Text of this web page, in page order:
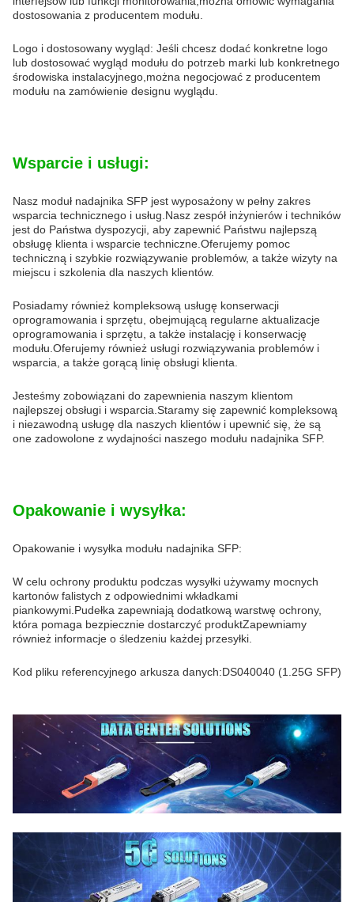
dostosowania z producentem modułu.
Logo i dostosowany wygląd: Jeśli chcesz dodać konkretne logo
lub dostosować wygląd modułu do potrzeb marki lub konkretnego
środowiska instalacyjnego,można negocjować z producentem
modułu na zamówienie designu wyglądu.
Wsparcie i usługi:
Nasz moduł nadajnika SFP jest wyposażony w pełny zakres
wsparcia technicznego i usług.Nasz zespół inżynierów i techników
jest do Państwa dyspozycji, aby zapewnić Państwu najlepszą
obsługę klienta i wsparcie techniczne.Oferujemy pomoc
techniczną i szybkie rozwiązywanie problemów, a także wizyty na
miejscu i szkolenia dla naszych klientów.
Posiadamy również kompleksową usługę konserwacji
oprogramowania i sprzętu, obejmującą regularne aktualizacje
oprogramowania i sprzętu, a także instalację i konserwację
modułu.Oferujemy również usługi rozwiązywania problemów i
wsparcia, a także gorącą linię obsługi klienta.
Jesteśmy zobowiązani do zapewnienia naszym klientom
najlepszej obsługi i wsparcia.Staramy się zapewnić kompleksową
i niezawodną usługę dla naszych klientów i upewnić się, że są
one zadowolone z wydajności naszego modułu nadajnika SFP.
Opakowanie i wysyłka:
Opakowanie i wysyłka modułu nadajnika SFP:
W celu ochrony produktu podczas wysyłki używamy mocnych
kartonów falistych z odpowiednimi wkładkami
piankowymi.Pudełka zapewniają dodatkową warstwę ochrony,
która pomaga bezpiecznie dostarczyć produktZapewniamy
również informacje o śledzeniu każdej przesyłki.
Kod pliku referencyjnego arkusza danych:DS040040 (1.25G SFP)